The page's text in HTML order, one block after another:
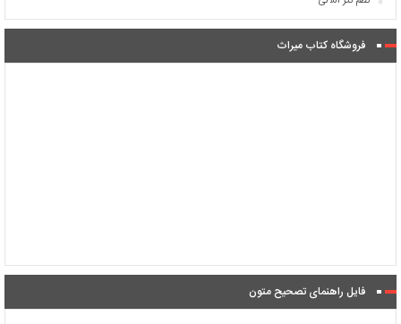
فروشگاه کتاب میراث
فایل راهنمای تصحیح متون